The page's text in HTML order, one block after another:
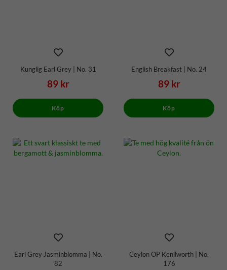
Kunglig Earl Grey | No. 31
89 kr
Köp
English Breakfast | No. 24
89 kr
Köp
Earl Grey Jasminblomma | No.
82
Ceylon OP Kenilworth | No.
176